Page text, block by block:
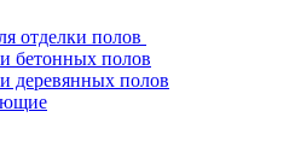
отделки полов
бетонных полов
деревянных полов